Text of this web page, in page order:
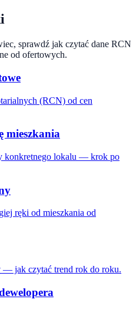
, sprawdź jak czytać dane RCN
od ofertowych.
(RCN) od cen
mieszkania
konkretnego lokalu — krok po
ręki od mieszkania od
— jak czytać trend rok do roku.